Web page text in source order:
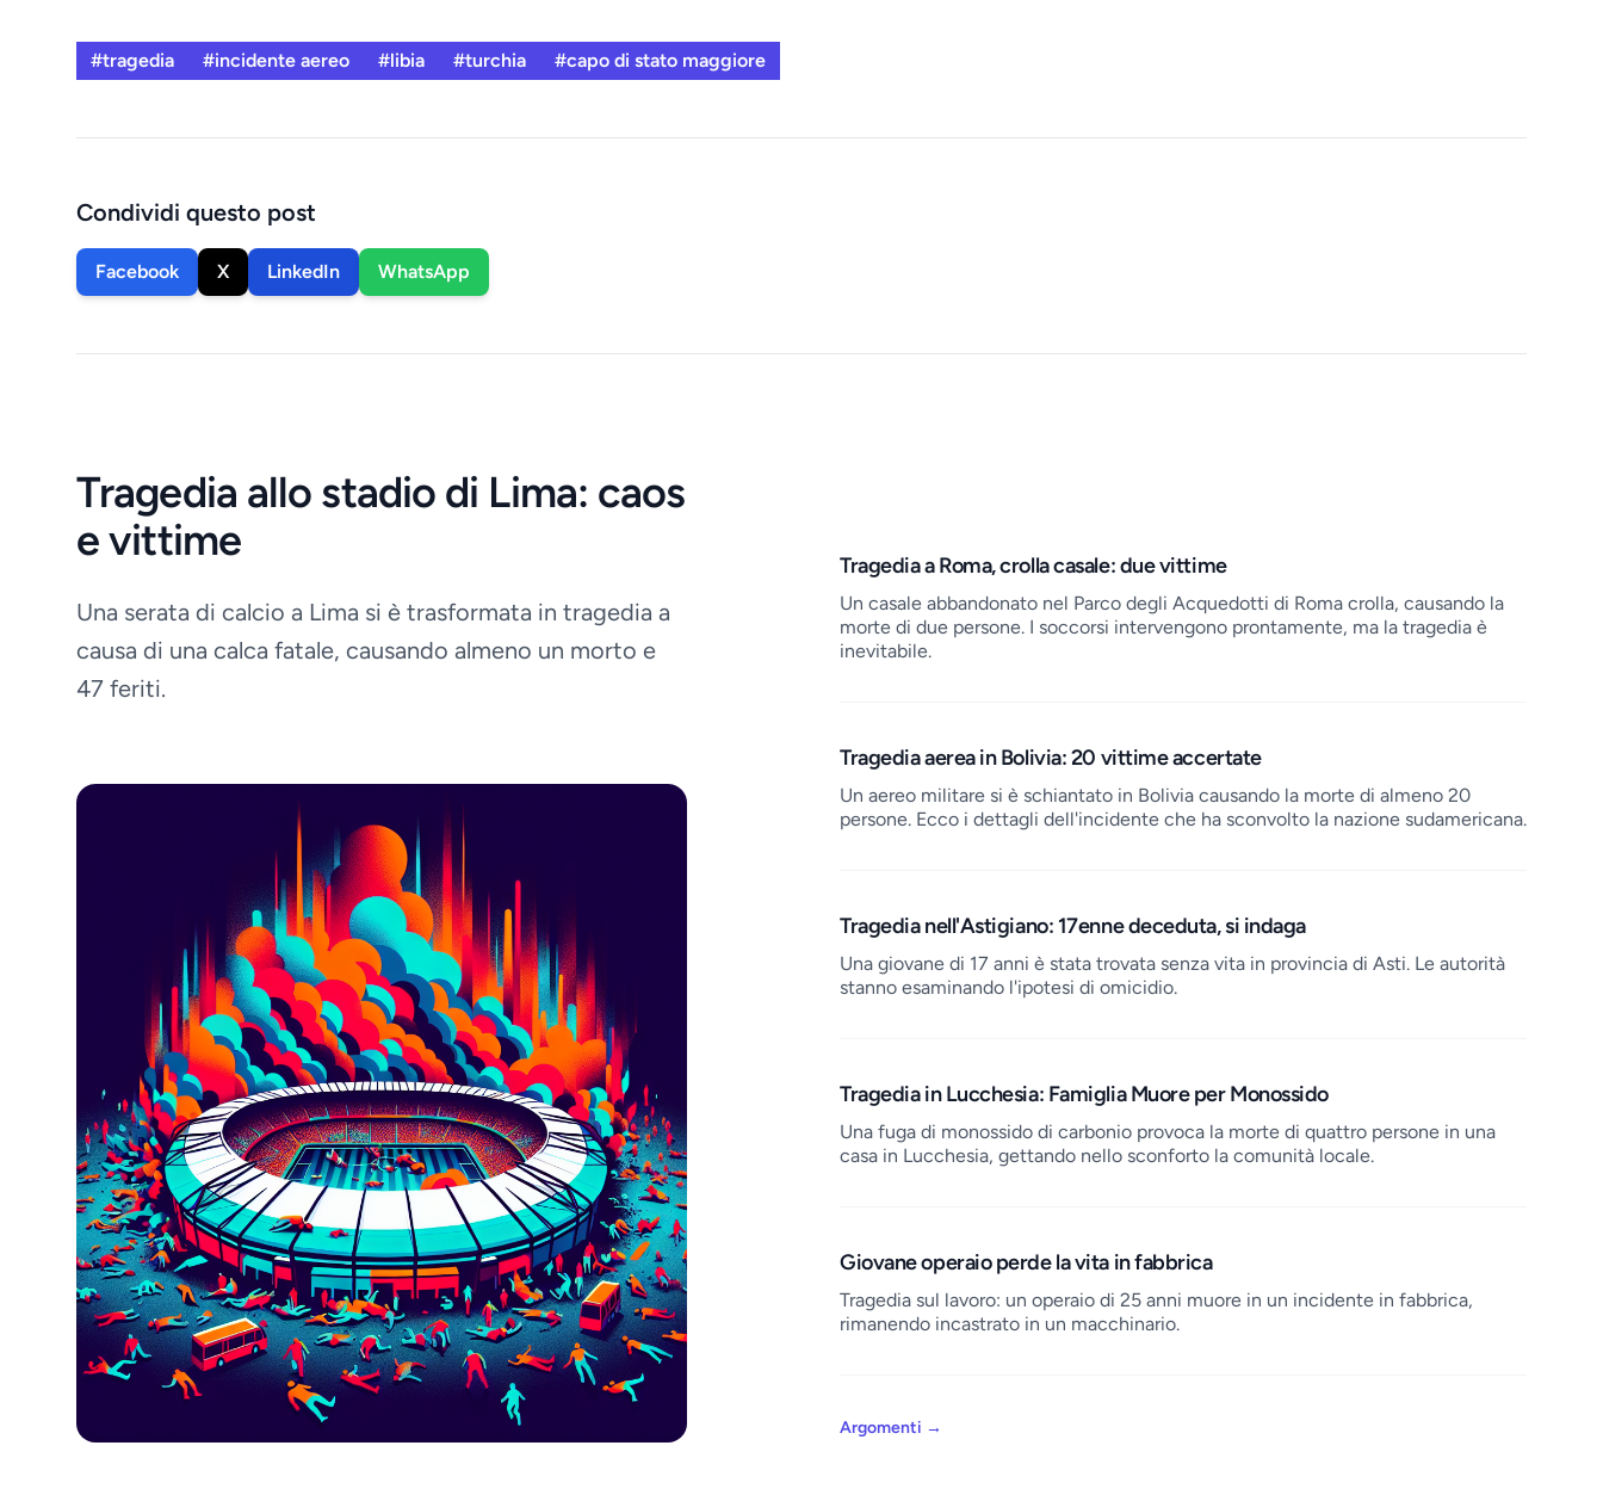
#tragedia #incidente aereo #libia #turchia #capo di stato maggiore
Condividi questo post
Facebook X LinkedIn WhatsApp
Tragedia allo stadio di Lima: caos
e vittime
Una serata di calcio a Lima si è trasformata in tragedia a
causa di una calca fatale, causando almeno un morto e
47 feriti.
Job openings
Tragedia a Roma, crolla casale: due vittime
Un casale abbandonato nel Parco degli Acquedotti di Roma crolla, causando la
morte di due persone. I soccorsi intervengono prontamente, ma la tragedia è
inevitabile.
Tragedia aerea in Bolivia: 20 vittime accertate
Un aereo militare si è schiantato in Bolivia causando la morte di almeno 20
persone. Ecco i dettagli dell'incidente che ha sconvolto la nazione sudamericana.
Tragedia nell'Astigiano: 17enne deceduta, si indaga
Una giovane di 17 anni è stata trovata senza vita in provincia di Asti. Le autorità
stanno esaminando l'ipotesi di omicidio.
Tragedia in Lucchesia: Famiglia Muore per Monossido
Una fuga di monossido di carbonio provoca la morte di quattro persone in una
casa in Lucchesia, gettando nello sconforto la comunità locale.
Giovane operaio perde la vita in fabbrica
Tragedia sul lavoro: un operaio di 25 anni muore in un incidente in fabbrica,
rimanendo incastrato in un macchinario.
Argomenti →